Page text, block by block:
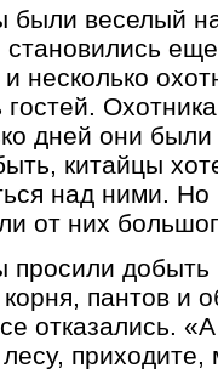
были веселый
становились
и несколько
гостей.
дней они
китайцы
над ними. Но
от них
просили
пантов и
отказались.